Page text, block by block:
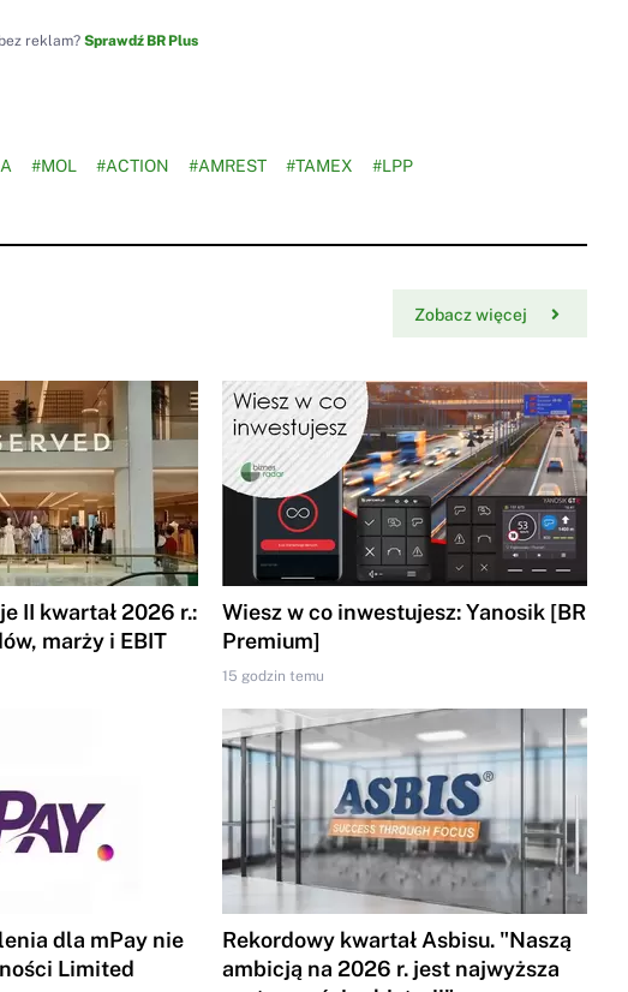
reklam? Sprawdź BR Plus
#MOL #ACTION #AMREST #TAMEX
#LPP
Zobacz więcej
II kwartał 2026 r.:
marży i EBIT
Wiesz w co inwestujesz: Yanosik [BR
Premium]
15 godzin temu
dla mPay nie
Limited
Rekordowy kwartał Asbisu. "Naszą
ambicją na 2026 r. jest najwyższa